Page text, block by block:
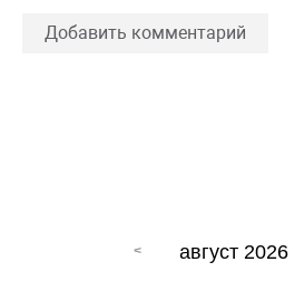
Добавить комментарий
август 2026